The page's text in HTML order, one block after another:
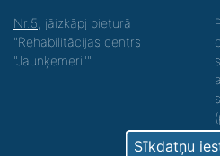
Nr.5 , jāizkāpj pieturā
"Rehabilitācijas centrs
"Jaunķemeri""
Sīkdatņu